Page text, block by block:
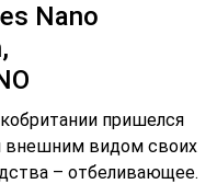
Nano
пришелся
внешним видом своих
– отбеливающее.